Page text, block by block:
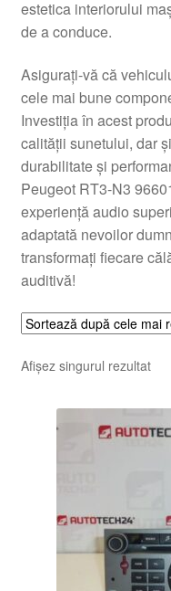
Politică de
Termeni si conditii
estetica interiorului
de a conduce.
Asigurați-vă că
cele mai bune
Investiția în acest
calității sunetului, dar
durabilitate și
Peugeot RT3-N3
experiență audio
adaptată nevoilor
transformați fiecare
auditivă!
Afișez singurul rezultat